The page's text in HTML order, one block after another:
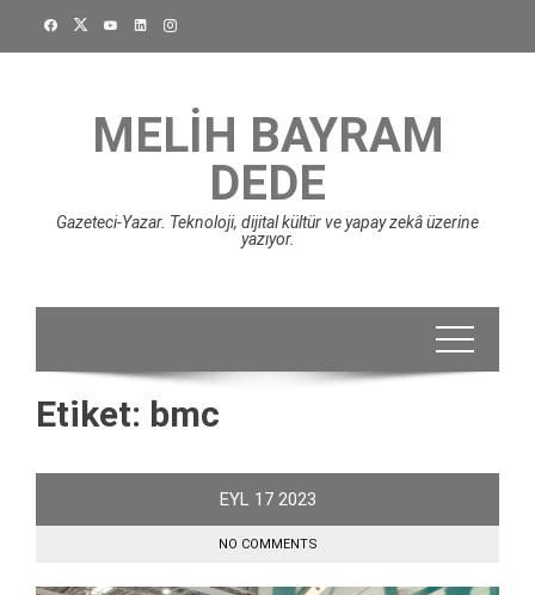
MELIH BAYRAM
DEDE
Gazeteci-Yazar. Teknoloji, dijital kültür ve yapay zekâ üzerine
yazıyor.
Etiket: bmc
EYL 17 2023
NO COMMENTS